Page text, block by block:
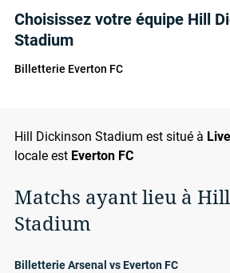
Choisissez votre équipe Hill
Stadium
Billetterie Everton FC
Hill Dickinson Stadium est situé à
locale est Everton FC
Matchs ayant lieu à
Stadium
Billetterie Arsenal vs Everton FC